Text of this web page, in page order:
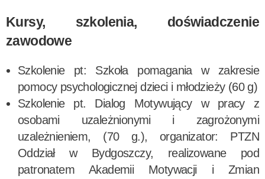
Kursy, szkolenia, doświadczenie
zawodowe
Szkolenie pt: Szkoła pomagania w zakresie
pomocy psychologicznej dzieci i młodzieży (60 g)
Szkolenie pt. Dialog Motywujący w pracy z
osobami uzależnionymi i zagrożonymi
uzależnieniem, (70 g.), organizator: PTZN
Oddział w Bydgoszczy, realizowane pod
patronatem Akademii Motywacji i Zmian